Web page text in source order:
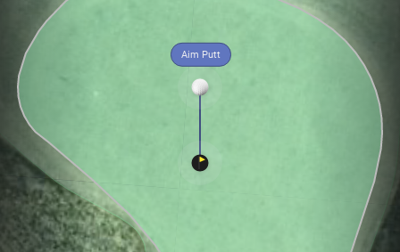
427
Aim Putt